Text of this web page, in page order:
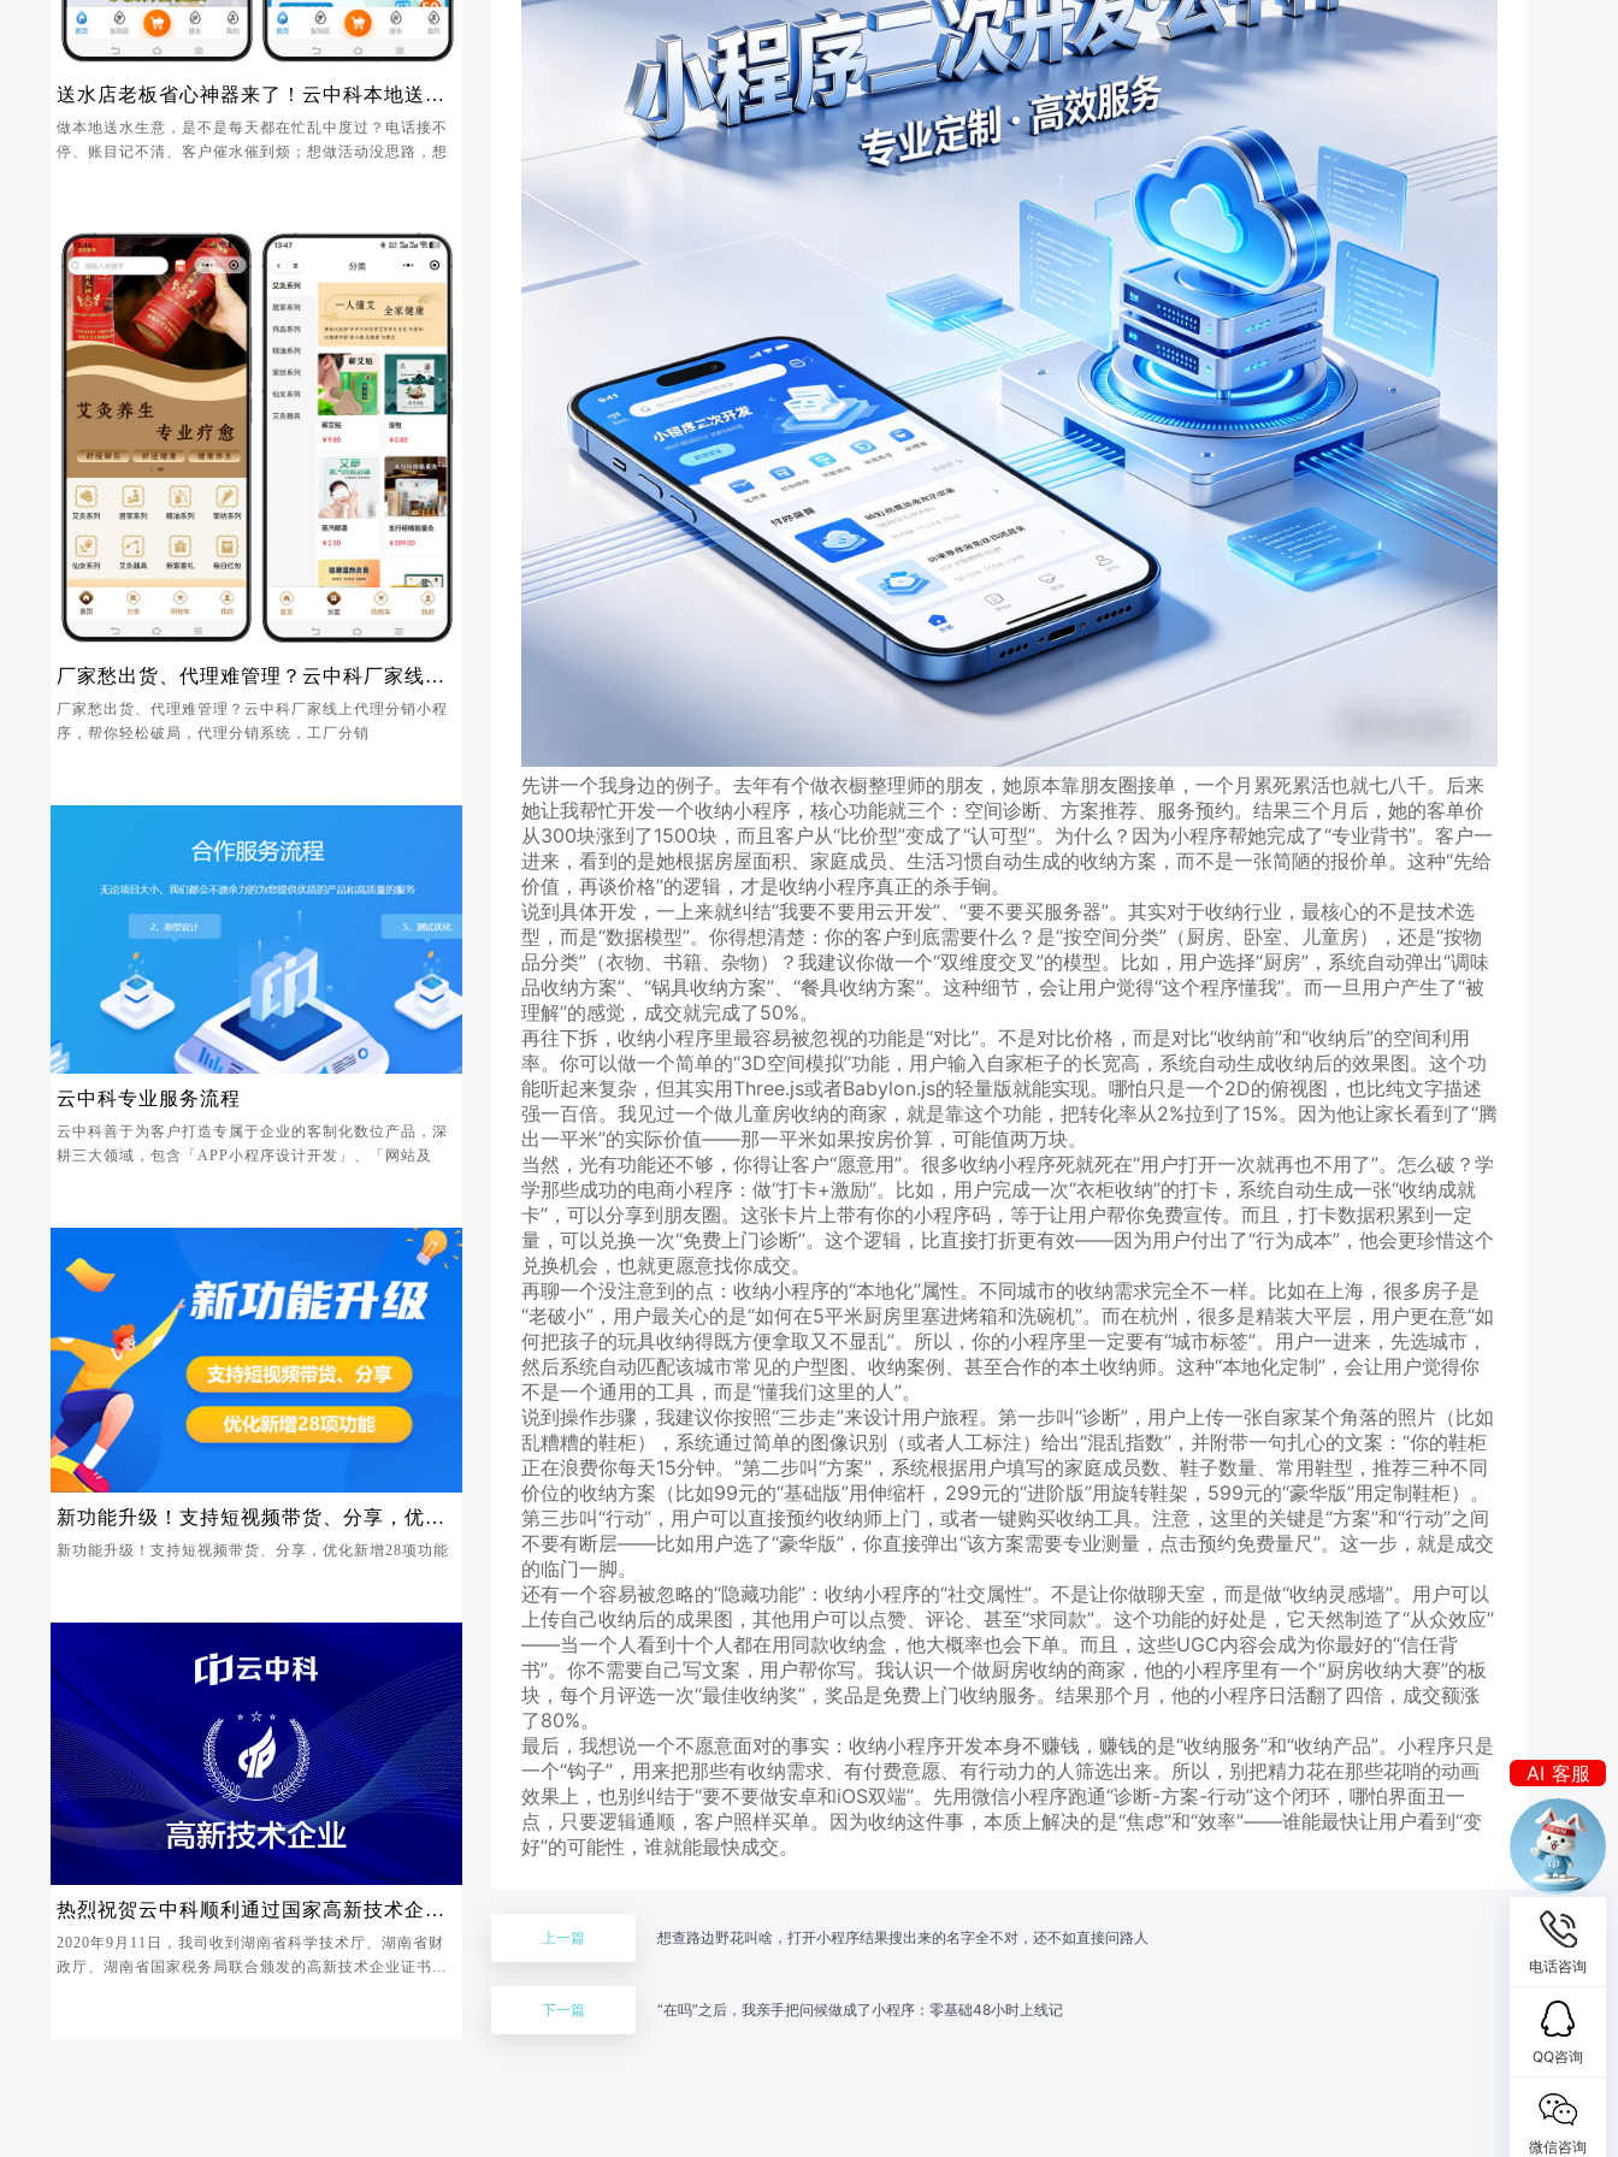
晓云
我是你的
电话咨询
QQ咨询
微信咨询
送水店老板省心神器来了！云中科本地送水
小程序，管店、拉新、锁客一步到位
做本地送水生意，是不是每天都在忙乱中度过？电话接不
停、账目记不清、客户催水催到烦；想做活动没思路，想
厂家愁出货、代理难管理？云中科厂家线上
代理分销小程序，帮你轻松破局
厂家愁出货、代理难管理？云中科厂家线上代理分销小程
序，帮你轻松破局，代理分销系统，工厂分销
云中科专业服务流程
云中科善于为客户打造专属于企业的客制化数位产品，深
耕三大领域，包含「APP小程序设计开发」、「网站及
新功能升级！支持短视频带货、分享，优化
新增28项功能
新功能升级！支持短视频带货、分享，优化新增28项功能
热烈祝贺云中科顺利通过国家高新技术企业
认定
2020年9月11日，我司收到湖南省科学技术厅、湖南省财
政厅、湖南省国家税务局联合颁发的高新技术企业证书...
先讲一个我身边的例子。去年有个做衣橱整理师的朋友，她原本靠朋友圈接单，一个月累死累活也就七八千。后来
她让我帮忙开发一个收纳小程序，核心功能就三个：空间诊断、方案推荐、服务预约。结果三个月后，她的客单价
从300块涨到了1500块，而且客户从“比价型”变成了“认可型”。为什么？因为小程序帮她完成了“专业背书”。客户一
进来，看到的是她根据房屋面积、家庭成员、生活习惯自动生成的收纳方案，而不是一张简陋的报价单。这种“先给
价值，再谈价格”的逻辑，才是收纳小程序真正的杀手锏。
说到具体开发，一上来就纠结“我要不要用云开发”、“要不要买服务器”。其实对于收纳行业，最核心的不是技术选
型，而是“数据模型”。你得想清楚：你的客户到底需要什么？是“按空间分类”（厨房、卧室、儿童房），还是“按物
品分类”（衣物、书籍、杂物）？我建议你做一个“双维度交叉”的模型。比如，用户选择“厨房”，系统自动弹出“调味
品收纳方案”、“锅具收纳方案”、“餐具收纳方案”。这种细节，会让用户觉得“这个程序懂我”。而一旦用户产生了“被
理解”的感觉，成交就完成了50%。
再往下拆，收纳小程序里最容易被忽视的功能是“对比”。不是对比价格，而是对比“收纳前”和“收纳后”的空间利用
率。你可以做一个简单的“3D空间模拟”功能，用户输入自家柜子的长宽高，系统自动生成收纳后的效果图。这个功
能听起来复杂，但其实用Three.js或者Babylon.js的轻量版就能实现。哪怕只是一个2D的俯视图，也比纯文字描述
强一百倍。我见过一个做儿童房收纳的商家，就是靠这个功能，把转化率从2%拉到了15%。因为他让家长看到了“腾
出一平米”的实际价值——那一平米如果按房价算，可能值两万块。
当然，光有功能还不够，你得让客户“愿意用”。很多收纳小程序死就死在“用户打开一次就再也不用了”。怎么破？学
学那些成功的电商小程序：做“打卡+激励”。比如，用户完成一次“衣柜收纳”的打卡，系统自动生成一张“收纳成就
卡”，可以分享到朋友圈。这张卡片上带有你的小程序码，等于让用户帮你免费宣传。而且，打卡数据积累到一定
量，可以兑换一次“免费上门诊断”。这个逻辑，比直接打折更有效——因为用户付出了“行为成本”，他会更珍惜这个
兑换机会，也就更愿意找你成交。
再聊一个没注意到的点：收纳小程序的“本地化”属性。不同城市的收纳需求完全不一样。比如在上海，很多房子是
“老破小”，用户最关心的是“如何在5平米厨房里塞进烤箱和洗碗机”。而在杭州，很多是精装大平层，用户更在意“如
何把孩子的玩具收纳得既方便拿取又不显乱”。所以，你的小程序里一定要有“城市标签”。用户一进来，先选城市，
然后系统自动匹配该城市常见的户型图、收纳案例、甚至合作的本土收纳师。这种“本地化定制”，会让用户觉得你
不是一个通用的工具，而是“懂我们这里的人”。
说到操作步骤，我建议你按照“三步走”来设计用户旅程。第一步叫“诊断”，用户上传一张自家某个角落的照片（比如
乱糟糟的鞋柜），系统通过简单的图像识别（或者人工标注）给出“混乱指数”，并附带一句扎心的文案：“你的鞋柜
正在浪费你每天15分钟。”第二步叫“方案”，系统根据用户填写的家庭成员数、鞋子数量、常用鞋型，推荐三种不同
价位的收纳方案（比如99元的“基础版”用伸缩杆，299元的“进阶版”用旋转鞋架，599元的“豪华版”用定制鞋柜）。
第三步叫“行动”，用户可以直接预约收纳师上门，或者一键购买收纳工具。注意，这里的关键是“方案”和“行动”之间
不要有断层——比如用户选了“豪华版”，你直接弹出“该方案需要专业测量，点击预约免费量尺”。这一步，就是成交
的临门一脚。
还有一个容易被忽略的“隐藏功能”：收纳小程序的“社交属性”。不是让你做聊天室，而是做“收纳灵感墙”。用户可以
上传自己收纳后的成果图，其他用户可以点赞、评论、甚至“求同款”。这个功能的好处是，它天然制造了“从众效应”
——当一个人看到十个人都在用同款收纳盒，他大概率也会下单。而且，这些UGC内容会成为你最好的“信任背
书”。你不需要自己写文案，用户帮你写。我认识一个做厨房收纳的商家，他的小程序里有一个“厨房收纳大赛”的板
块，每个月评选一次“最佳收纳奖”，奖品是免费上门收纳服务。结果那个月，他的小程序日活翻了四倍，成交额涨
了80%。
最后，我想说一个不愿意面对的事实：收纳小程序开发本身不赚钱，赚钱的是“收纳服务”和“收纳产品”。小程序只是
一个“钩子”，用来把那些有收纳需求、有付费意愿、有行动力的人筛选出来。所以，别把精力花在那些花哨的动画
效果上，也别纠结于“要不要做安卓和iOS双端”。先用微信小程序跑通“诊断-方案-行动”这个闭环，哪怕界面丑一
点，只要逻辑通顺，客户照样买单。因为收纳这件事，本质上解决的是“焦虑”和“效率”——谁能最快让用户看到“变
好”的可能性，谁就能最快成交。
上一篇 想查路边野花叫啥，打开小程序结果搜出来的名字全不对，还不如直接问路人
下一篇 “在吗”之后，我亲手把问候做成了小程序：零基础48小时上线记